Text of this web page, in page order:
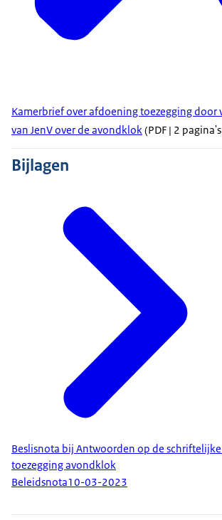
Kamerbrief over afdoening toezegging door
van JenV over de avondklok(PDF | 2
Bijlagen
Beslisnota bij Antwoorden op de
toezegging avondklok
Beleidsnota10-03-2023